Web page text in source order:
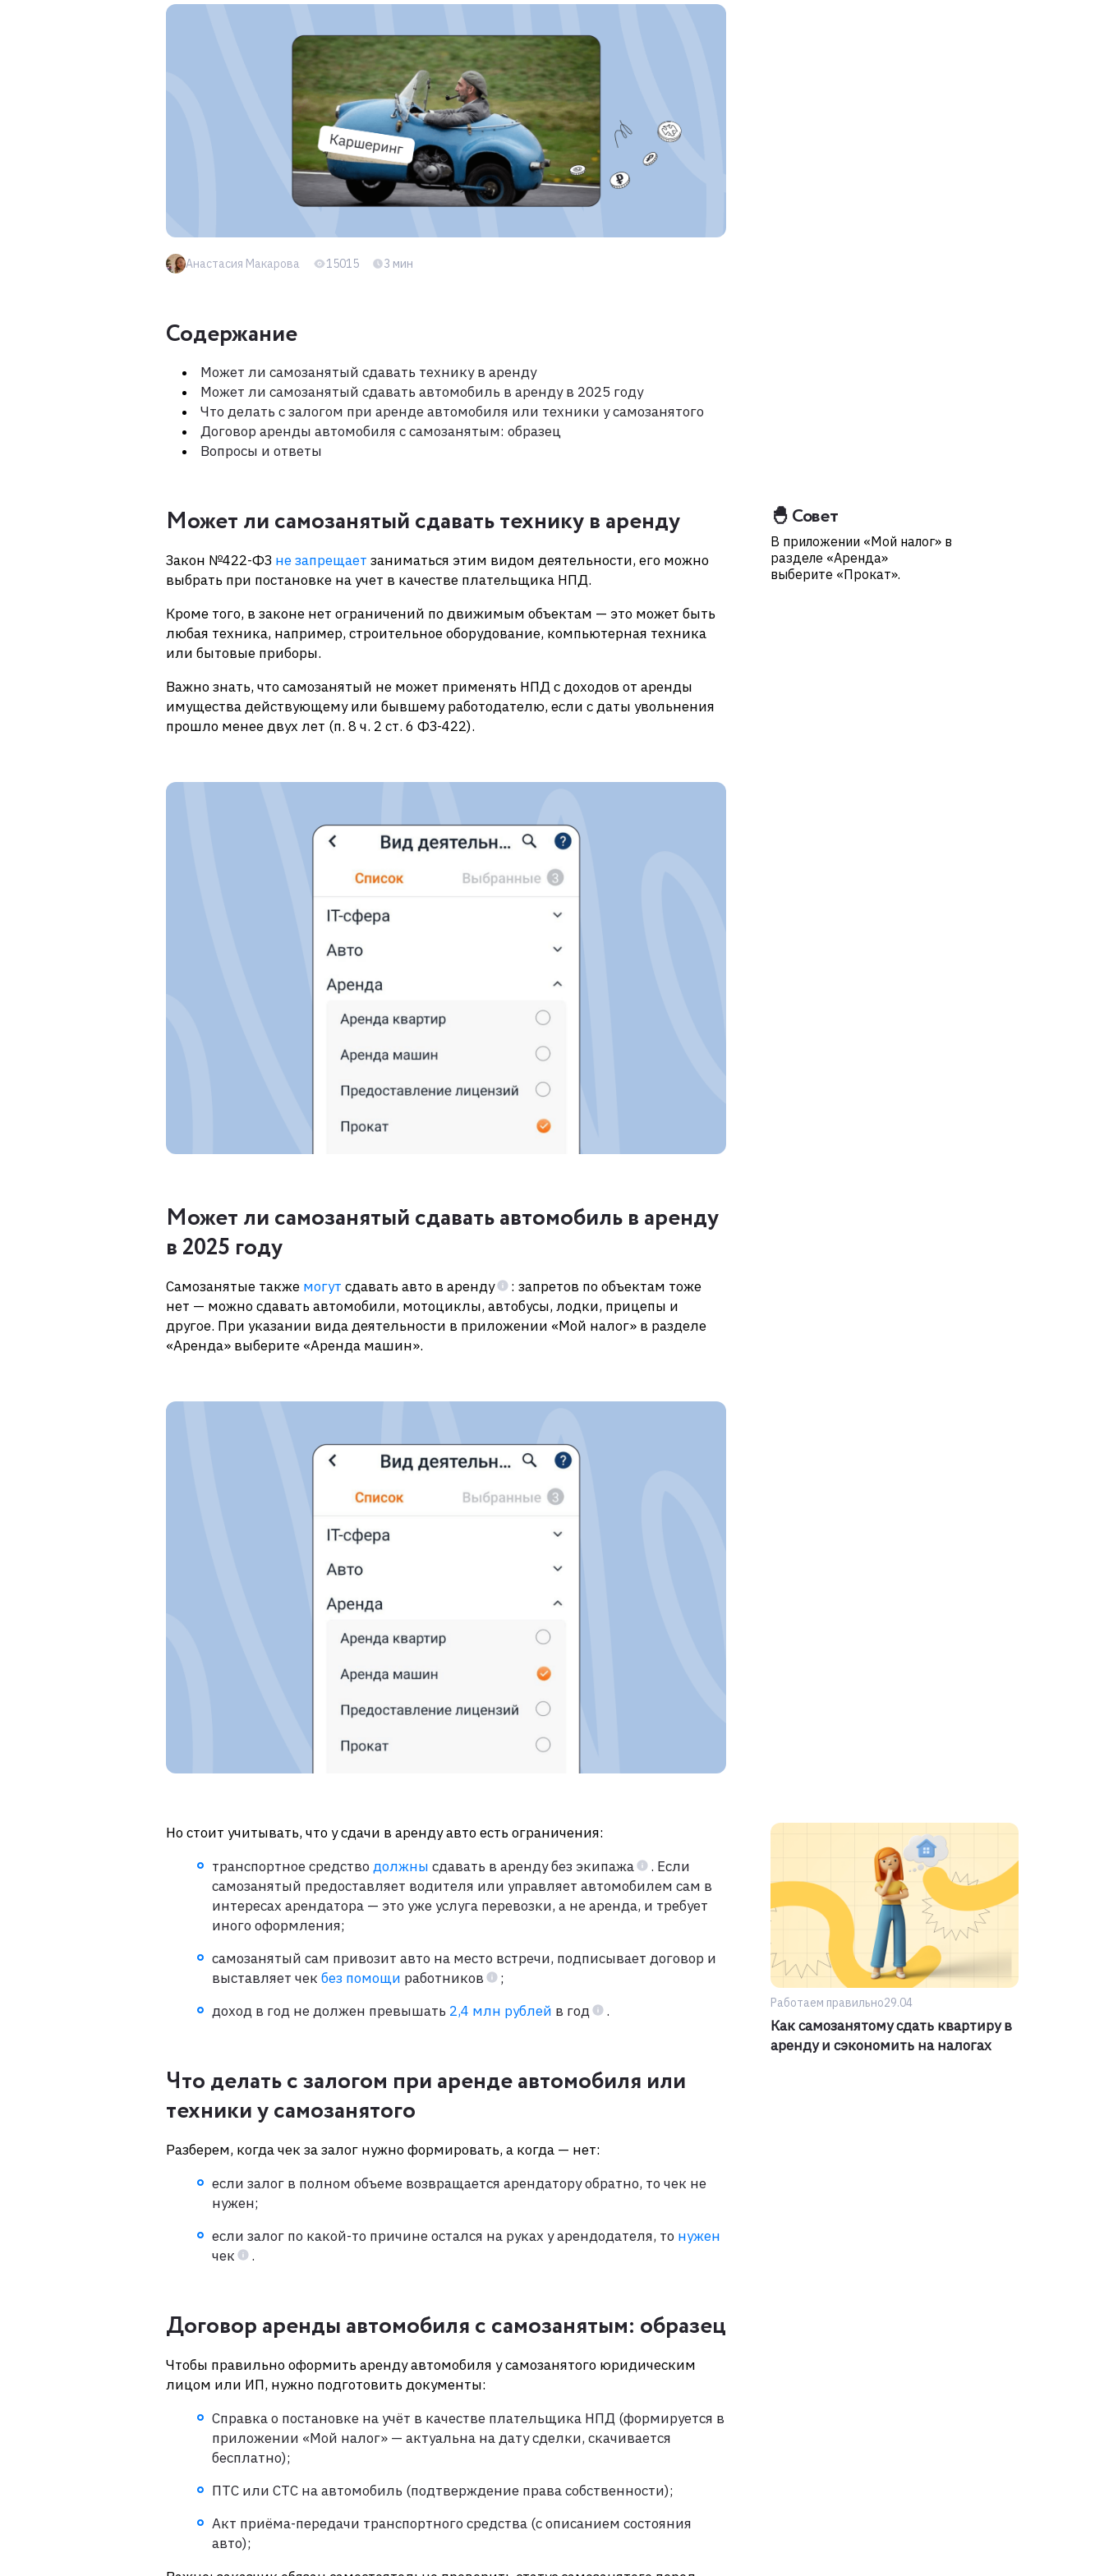
Анастасия Макарова 15015 3 мин
Содержание
Может ли самозанятый сдавать технику в аренду
Может ли самозанятый сдавать автомобиль в аренду в 2025 году
Что делать с залогом при аренде автомобиля или техники у самозанятого
Договор аренды автомобиля с самозанятым: образец
Вопросы и ответы
Может ли самозанятый сдавать технику в аренду
Закон №422-ФЗ не запрещает заниматься этим видом деятельности, его можно
выбрать при постановке на учет в качестве плательщика НПД.
Кроме того, в законе нет ограничений по движимым объектам — это может быть
любая техника, например, строительное оборудование, компьютерная техника
или бытовые приборы.
Важно знать, что самозанятый не может применять НПД с доходов от аренды
имущества действующему или бывшему работодателю, если с даты увольнения
прошло менее двух лет (п. 8 ч. 2 ст. 6 ФЗ-422).
🐣 Совет
В приложении «Мой налог» в
разделе «Аренда»
выберите «Прокат».
Может ли самозанятый сдавать автомобиль в аренду
в 2025 году
Самозанятые также могут сдавать авто в аренду
: запретов по объектам тоже
нет — можно сдавать автомобили, мотоциклы, автобусы, лодки, прицепы и
другое. При указании вида деятельности в приложении «Мой налог» в разделе
«Аренда» выберите «Аренда машин».
Но стоит учитывать, что у сдачи в аренду авто есть ограничения:
транспортное средстводолжны сдавать в аренду без экипажа
. Если
самозанятый предоставляет водителя или управляет автомобилем сам в
интересах арендатора — это уже услуга перевозки, а не аренда, и требует
иного оформления;
самозанятый сам привозит авто на место встречи, подписывает договор и
выставляет чек без помощи работников
;
доход в год не должен превышать 2,4 млн рублей в год . Работаем правильно29.04
Как самозанятому сдать квартиру в
аренду и сэкономить на налогах
Что делать с залогом при аренде автомобиля или
техники у самозанятого
Разберем, когда чек за залог нужно формировать, а когда — нет:
если залог в полном объеме возвращается арендатору обратно, то чек не
нужен;
если залог по какой-то причине остался на руках у арендодателя, то нужен
чек
.
Договор аренды автомобиля с самозанятым: образец
Чтобы правильно оформить аренду автомобиля у самозанятого юридическим
лицом или ИП, нужно подготовить документы:
Справка о постановке на учёт в качестве плательщика НПД (формируется в
приложении «Мой налог» — актуальна на дату сделки, скачивается
бесплатно);
ПТС или СТС на автомобиль (подтверждение права собственности);
Акт приёма-передачи транспортного средства (с описанием состояния
авто);